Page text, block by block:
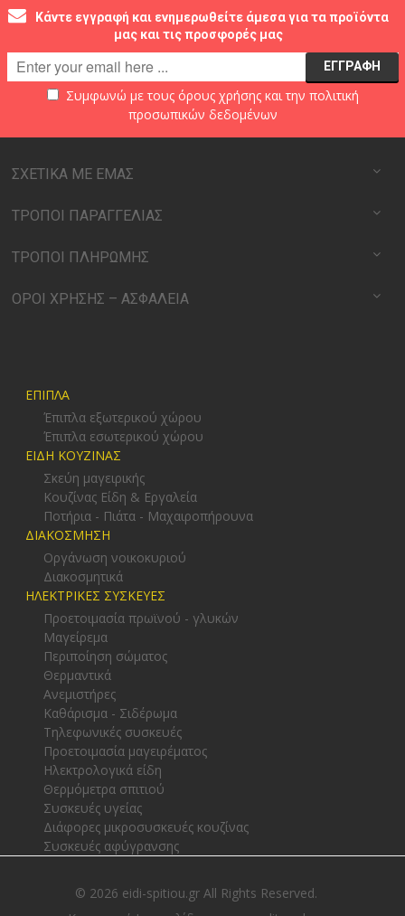
Κάντε εγγραφή και ενημερωθείτε άμεσα για τα προϊόντα
μας και τις προσφορές μας
Συμφωνώ με τους όρους χρήσηςκαι την πολιτική
προσωπικών δεδομένων
ΣΧΕΤΙΚΑ ΜΕ ΕΜΑΣ
ΤΡΟΠΟΙ ΠΑΡΑΓΓΕΛΙΑΣ
ΤΡΟΠΟΙ ΠΛΗΡΩΜΗΣ
ΟΡΟΙ ΧΡΗΣΗΣ – ΑΣΦΑΛΕΙΑ
ΕΠΙΠΛΑ
Έπιπλα εξωτερικού χώρου
Έπιπλα εσωτερικού χώρου
ΕΙΔΗ ΚΟΥΖΙΝΑΣ
Σκεύη μαγειρικής
Κουζίνας Είδη & Εργαλεία
Ποτήρια - Πιάτα - Μαχαιροπήρουνα
ΔΙΑΚΟΣΜΗΣΗ
Οργάνωση νοικοκυριού
Διακοσμητικά
ΗΛΕΚΤΡΙΚΕΣ ΣΥΣΚΕΥΕΣ
Προετοιμασία πρωϊνού - γλυκών
Μαγείρεμα
Περιποίηση σώματος
Θερμαντικά
Ανεμιστήρες
Καθάρισμα - Σιδέρωμα
Τηλεφωνικές συσκευές
Προετοιμασία μαγειρέματος
Ηλεκτρολογικά είδη
Θερμόμετρα σπιτιού
Συσκευές υγείας
Διάφορες μικροσυσκευές κουζίνας
Συσκευές αφύγρανσης
© 2026 eidi-spitiou.gr All Rights Reserved.